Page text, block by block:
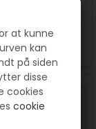
at kunne
kan
på siden
disse
cookies
cookie
MERE KØB